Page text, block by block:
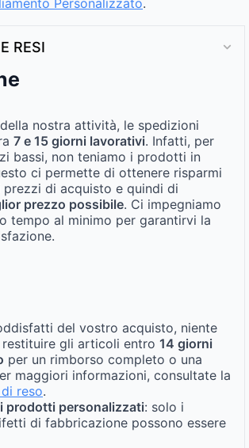
RESI
nostra attività, le spedizioni
7 e 15 giorni lavorativi. Infatti, per
bassi, non teniamo i prodotti in
ci permette di ottenere risparmi
di acquisto e quindi di
prezzo possibile. Ci impegniamo
tempo al minimo per garantirvi la
del vostro acquisto, niente
gli articoli entro 14 giorni
per un rimborso completo o una
maggiori informazioni, consultate la
reso.
prodotti personalizzati: solo i
di fabbricazione possono essere